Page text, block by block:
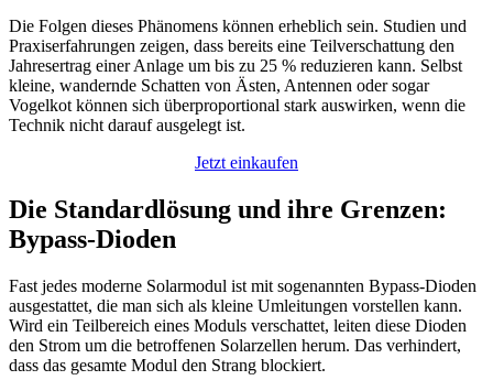
Die Folgen dieses Phänomens können erheblich sein. Studien und
Praxiserfahrungen zeigen, dass bereits eine Teilverschattung den
Jahresertrag einer Anlage um bis zu 25 % reduzieren kann. Selbst
kleine, wandernde Schatten von Ästen, Antennen oder sogar
Vogelkot können sich überproportional stark auswirken, wenn die
Technik nicht darauf ausgelegt ist.
Jetzt einkaufen
Die Standardlösung und ihre Grenzen:
Bypass-Dioden
Fast jedes moderne Solarmodul ist mit sogenannten Bypass-Dioden
ausgestattet, die man sich als kleine Umleitungen vorstellen kann.
Wird ein Teilbereich eines Moduls verschattet, leiten diese Dioden
den Strom um die betroffenen Solarzellen herum. Das verhindert,
dass das gesamte Modul den Strang blockiert.